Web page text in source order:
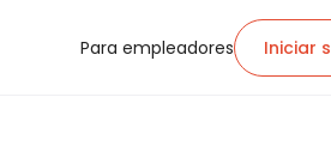
Para empleadores Iniciar